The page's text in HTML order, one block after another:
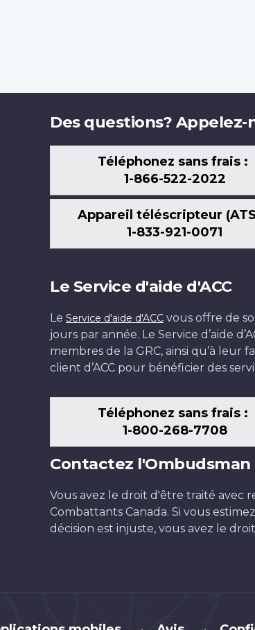
Des questions? Appelez-
Téléphonez sans frais :
1-866-522-2022
Appareil téléscripteur
1-833-921-0071
Le Service d'aide d'ACC
Le Service d'aide d'ACC vous offre de
jours par année. Le Service d’aide
membres de la GRC, ainsi qu’à leur
client d’ACC pour bénéficier des
Téléphonez sans frais :
1-800-268-7708
Contactez l'Ombudsman
Vous avez le droit d'être traité avec
Combattants Canada. Si vous
décision est injuste, vous avez le